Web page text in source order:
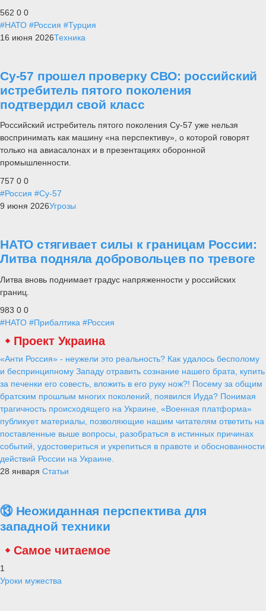
562 0 0
#НАТО #Россия #Турция
16 июня 2026Техника
Су-57 прошел проверку СВО: российский
истребитель пятого поколения
подтвердил свой класс
Российский истребитель пятого поколения Су-57 уже нельзя
воспринимать как машину «на перспективу», о которой говорят
только на авиасалонах и в презентациях оборонной
промышленности.
757 0 0
#Россия #Су-57
9 июня 2026Угрозы
НАТО стягивает силы к границам России:
Литва подняла добровольцев по тревоге
Литва вновь поднимает градус напряженности у российских
границ.
983 0 0
#НАТО #Прибалтика #Россия
Проект Украина
«Анти Россия» - неужели это реальность? Как удалось бесполому
и беспринципному Западу отравить сознание нашего брата, купить
за печенки его совесть, вложить в его руку нож?! Посему за общим
братским прошлым многих поколений, появился Иуда? Понимая
трагичность происходящего на Украине, «Военная платформа»
публикует материалы, позволяющие нашим читателям ответить на
поставленные выше вопросы, разобраться в истинных причинах
событий, удостовериться и укрепиться в правоте и обоснованности
действий России на Украине.
28 января Статьи
⑬ Неожиданная перспектива для
западной техники
Самое читаемое
1
Уроки мужества